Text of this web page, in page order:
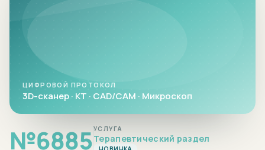
№6885УСЛУГА
Терапевтический раздел
ЦИФРОВОЙ ПРОТОКОЛ
3D-сканер · КТ · CAD/CAM · Микроскоп